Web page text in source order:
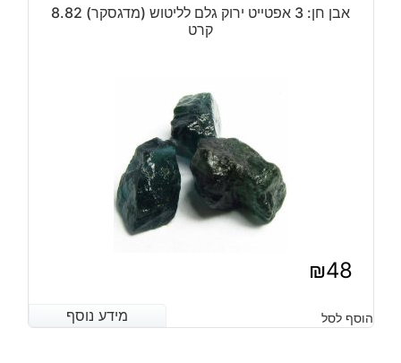
אבן חן: 3 אפטייט ירוק גלם לליטוש (מדגסקר) 8.82
קרט
₪48
מידע נוסף הוסף לסל מידע נוסף